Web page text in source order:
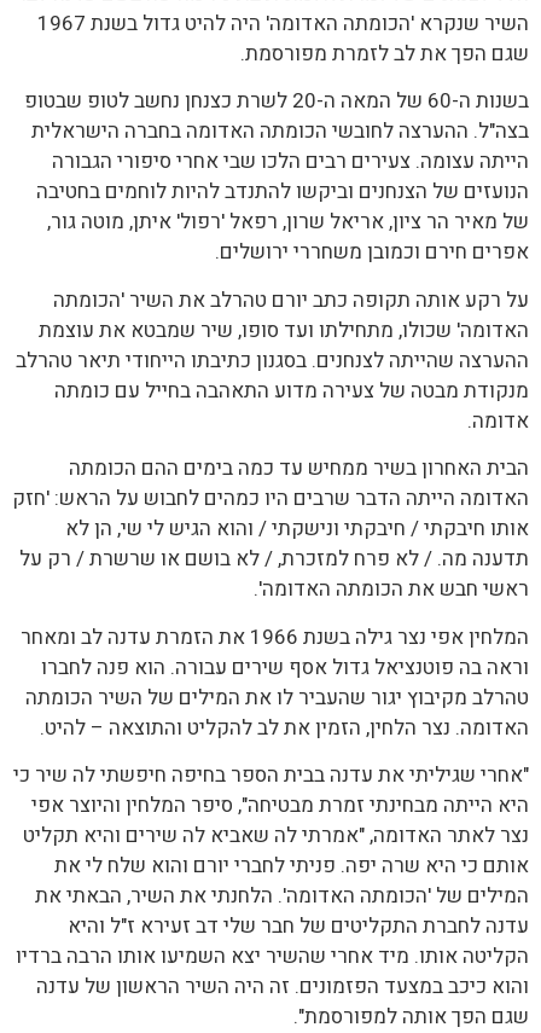
השיר שנקרא 'הכומתה האדומה' היה להיט גדול בשנת 1967
שגם הפך את לב לזמרת מפורסמת.
בשנות ה-60 של המאה ה-20 לשרת כצנחן נחשב לטופ שבטופ
בצה"ל. ההערצה לחובשי הכומתה האדומה בחברה הישראלית
הייתה עצומה. צעירים רבים הלכו שבי אחרי סיפורי הגבורה
הנועזים של הצנחנים וביקשו להתנדב להיות לוחמים בחטיבה
של מאיר הר ציון, אריאל שרון, רפאל 'רפול' איתן, מוטה גור,
אפרים חירם וכמובן משחררי ירושלים.
על רקע אותה תקופה כתב יורם טהרלב את השיר 'הכומתה
האדומה' שכולו, מתחילתו ועד סופו, שיר שמבטא את עוצמת
ההערצה שהייתה לצנחנים. בסגנון כתיבתו הייחודי תיאר טהרלב
מנקודת מבטה של צעירה מדוע התאהבה בחייל עם כומתה
אדומה.
הבית האחרון בשיר ממחיש עד כמה בימים ההם הכומתה
האדומה הייתה הדבר שרבים היו כמהים לחבוש על הראש: 'חזק
אותו חיבקתי / חיבקתי ונישקתי / והוא הגיש לי שי, הן לא
תדענה מה. / לא פרח למזכרת, / לא בושם או שרשרת / רק על
ראשי חבש את הכומתה האדומה'.
המלחין אפי נצר גילה בשנת 1966 את הזמרת עדנה לב ומאחר
וראה בה פוטנציאל גדול אסף שירים עבורה. הוא פנה לחברו
טהרלב מקיבוץ יגור שהעביר לו את המילים של השיר הכומתה
האדומה. נצר הלחין, הזמין את לב להקליט והתוצאה – להיט.
"אחרי שגיליתי את עדנה בבית הספר בחיפה חיפשתי לה שיר כי
היא הייתה מבחינתי זמרת מבטיחה", סיפר המלחין והיוצר אפי
נצר לאתר האדומה, "אמרתי לה שאביא לה שירים והיא תקליט
אותם כי היא שרה יפה. פניתי לחברי יורם והוא שלח לי את
המילים של 'הכומתה האדומה'. הלחנתי את השיר, הבאתי את
עדנה לחברת התקליטים של חבר שלי דב זעירא ז"ל והיא
הקליטה אותו. מיד אחרי שהשיר יצא השמיעו אותו הרבה ברדיו
והוא כיכב במצעד הפזמונים. זה היה השיר הראשון של עדנה
שגם הפך אותה למפורסמת".